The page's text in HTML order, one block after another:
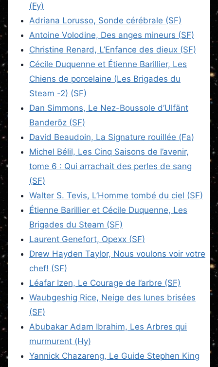
(Fy)
Adriana Lorusso, Sonde cérébrale (SF)
Antoine Volodine, Des anges mineurs (SF)
Christine Renard, L’Enfance des dieux (SF)
Cécile Duquenne et Étienne Barillier, Les
Chiens de porcelaine (Les Brigades du
Steam -2) (SF)
Dan Simmons, Le Nez-Boussole d’Ulfänt
Banderõz (SF)
David Beaudoin, La Signature rouillée (Fa)
Michel Bélil, Les Cinq Saisons de l’avenir,
tome 6 : Qui arrachait des perles de sang
(SF)
Walter S. Tevis, L’Homme tombé du ciel (SF)
Étienne Barillier et Cécile Duquenne, Les
Brigades du Steam (SF)
Laurent Genefort, Opexx (SF)
Drew Hayden Taylor, Nous voulons voir votre
chef! (SF)
Léafar Izen, Le Courage de l’arbre (SF)
Waubgeshig Rice, Neige des lunes brisées
(SF)
Abubakar Adam Ibrahim, Les Arbres qui
murmurent (Hy)
Yannick Chazareng, Le Guide Stephen King